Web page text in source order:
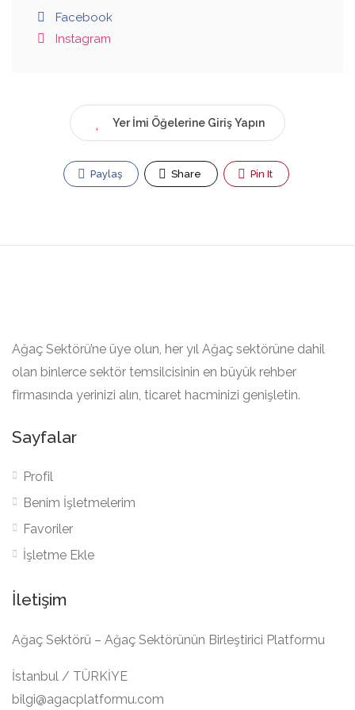
Facebook
Instagram
Yer İmi Öğelerine Giriş Yapın
Paylaş Share Pin It
Ağaç Sektörü’ne üye olun, her yıl Ağaç sektörüne dahil
olan binlerce sektör temsilcisinin en büyük rehber
firmasında yerinizi alın, ticaret hacminizi genişletin.
Sayfalar
Profil
Benim İşletmelerim
Favoriler
İşletme Ekle
İletişim
Ağaç Sektörü – Ağaç Sektörünün Birleştirici Platformu
İstanbul / TÜRKİYE
bilgi@agacplatformu.com